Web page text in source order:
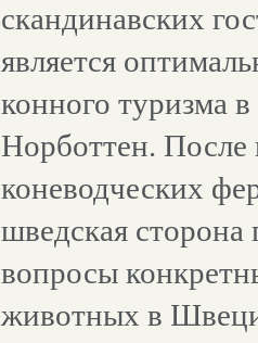
скандинавских
является
конного туризма
Норботтен. После
коневодческих
шведская сторона
вопросы
животных в